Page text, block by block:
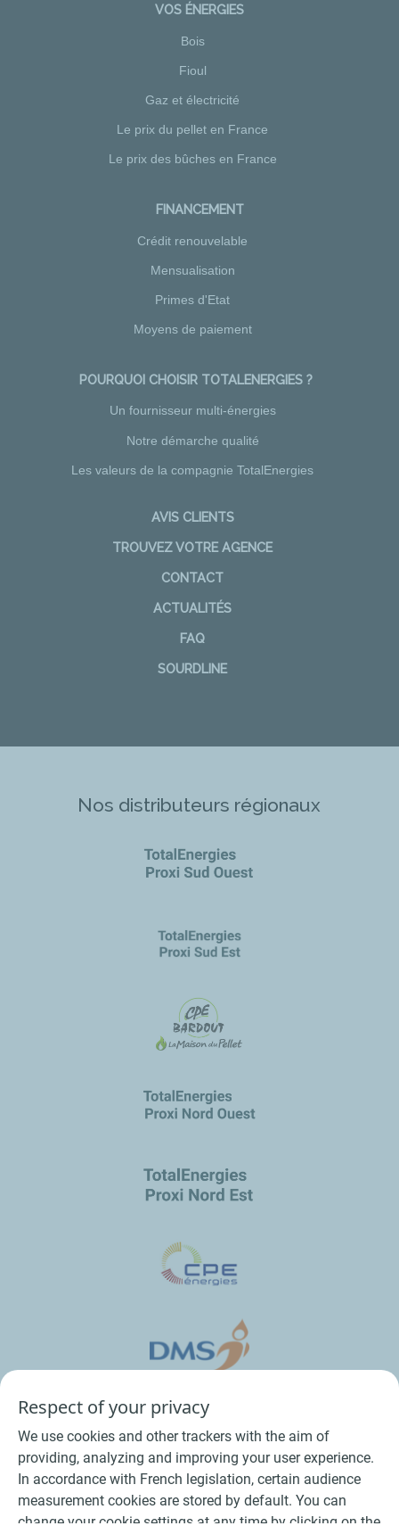
VOS ÉNERGIES
Bois
Fioul
Gaz et électricité
Le prix du pellet en France
Le prix des bûches en France
FINANCEMENT
Crédit renouvelable
Mensualisation
Primes d'Etat
Moyens de paiement
POURQUOI CHOISIR TOTALENERGIES ?
Un fournisseur multi-énergies
Notre démarche qualité
Les valeurs de la compagnie TotalEnergies
AVIS CLIENTS
TROUVEZ VOTRE AGENCE
CONTACT
ACTUALITÉS
FAQ
SOURDLINE
Nos distributeurs régionaux
Respect of your privacy
We use cookies and other trackers with the aim of
providing, analyzing and improving your user experience.
In accordance with French legislation, certain audience
measurement cookies are stored by default. You can
change your cookie settings at any time by clicking on the